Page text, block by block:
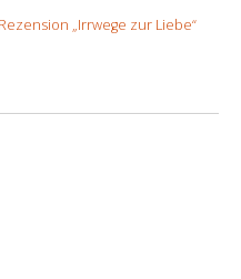
„Irrwege zur Liebe“